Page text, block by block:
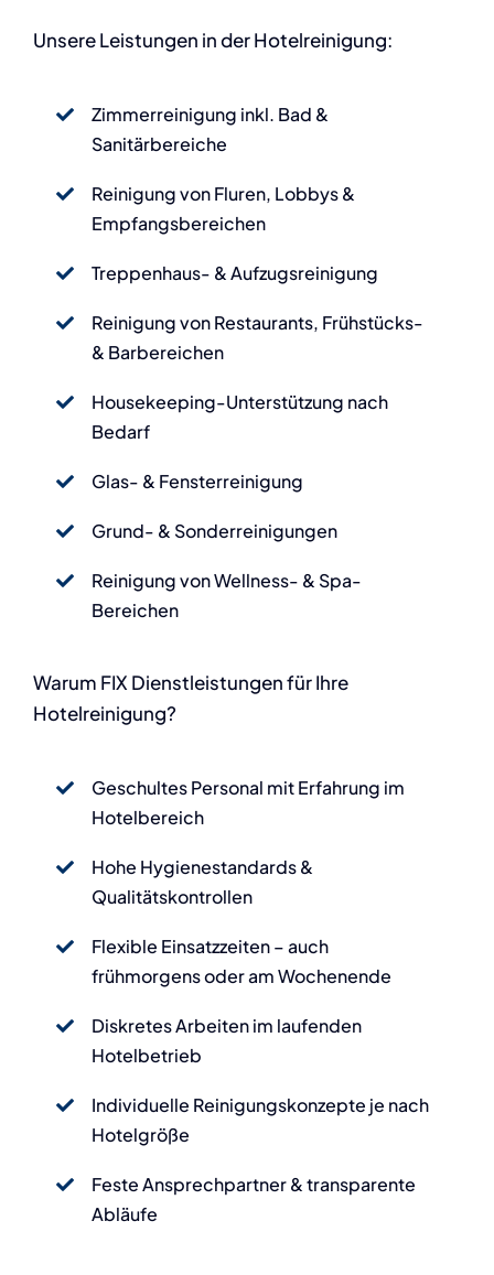
Unsere Leistungen in der Hotelreinigung:
Zimmerreinigung inkl. Bad &
Sanitärbereiche
Reinigung von Fluren, Lobbys &
Empfangsbereichen
Treppenhaus- & Aufzugsreinigung
Reinigung von Restaurants, Frühstücks-
& Barbereichen
Housekeeping-Unterstützung nach
Bedarf
Glas- & Fensterreinigung
Grund- & Sonderreinigungen
Reinigung von Wellness- & Spa-
Bereichen
Warum FIX Dienstleistungen für Ihre
Hotelreinigung?
Geschultes Personal mit Erfahrung im
Hotelbereich
Hohe Hygienestandards &
Qualitätskontrollen
Flexible Einsatzzeiten – auch
frühmorgens oder am Wochenende
Diskretes Arbeiten im laufenden
Hotelbetrieb
Individuelle Reinigungskonzepte je nach
Hotelgröße
Feste Ansprechpartner & transparente
Abläufe